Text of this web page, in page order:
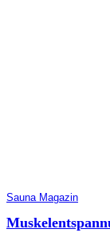
Sauna Magazin